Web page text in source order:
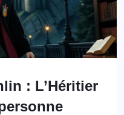
: L’Héritier